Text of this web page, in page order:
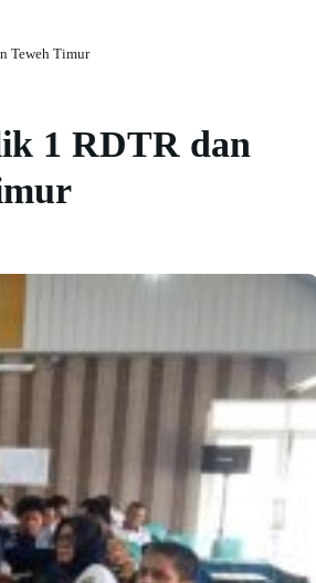
Teweh Timur
1 RDTR dan